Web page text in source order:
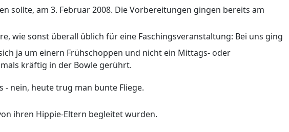
sollte, am 3. Februar 2008. Die Vorbereitungen gingen bereits am
wie sonst überall üblich für eine Faschingsveranstaltung: Bei uns ging
ja um einern Frühschoppen und nicht ein Mittags- oder
kräftig in der Bowle gerührt.
- nein, heute trug man bunte Fliege.
ihren Hippie-Eltern begleitet wurden.